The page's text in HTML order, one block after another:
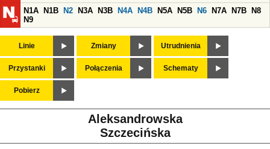
N1A
N1B N2 N3A N3B N4A N4B N5A N5B N6 N7A N7B
N8
N9
Linie Zmiany Utrudnienia
Przystanki Połączenia Schematy
Pobierz
Aleksandrowska
Szczecińska